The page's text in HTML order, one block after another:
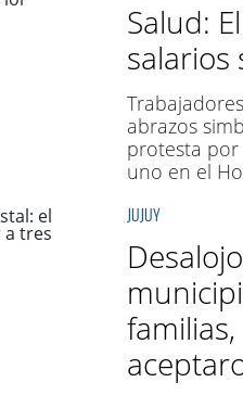
Salud:
salarios
abrazos
protesta por
uno en el
provincia.
JUJUY